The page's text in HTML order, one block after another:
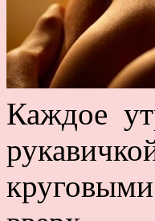
Каждое